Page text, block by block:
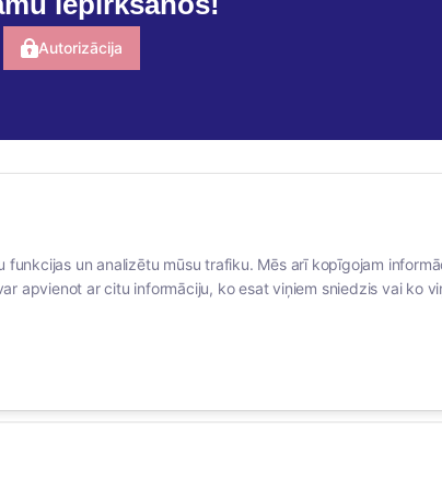
Autorizācija
facebook
linkedIn
un analizētu mūsu trafiku. Mēs arī kopīgojam
apvienot ar citu informāciju, ko esat viņiem sniedzis vai ko